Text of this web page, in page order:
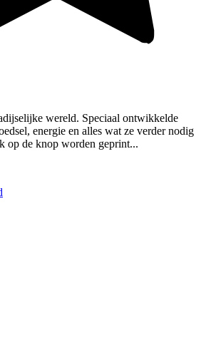
wereld. Speciaal ontwikkelde
energie en alles wat ze verder nodig
op de knop worden geprint...